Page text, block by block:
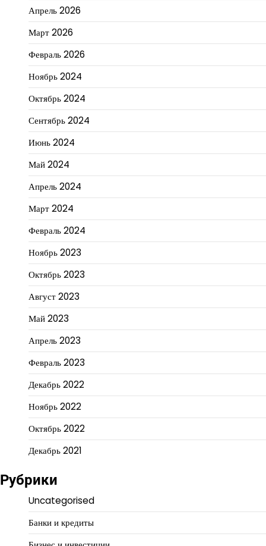
Апрель 2026
Март 2026
Февраль 2026
Ноябрь 2024
Октябрь 2024
Сентябрь 2024
Июнь 2024
Май 2024
Апрель 2024
Март 2024
Февраль 2024
Ноябрь 2023
Октябрь 2023
Август 2023
Май 2023
Апрель 2023
Февраль 2023
Декабрь 2022
Ноябрь 2022
Октябрь 2022
Декабрь 2021
Рубрики
Uncategorised
Банки и кредиты